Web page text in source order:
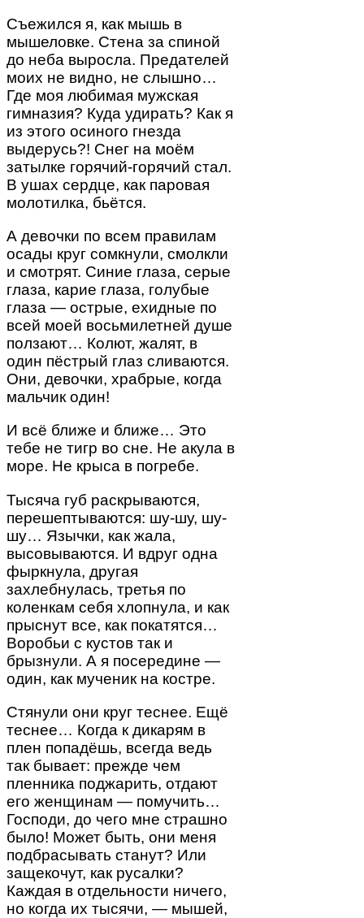
Съежился я, как мышь в
мышеловке. Стена за спиной
до неба выросла. Предателей
моих не видно, не слышно…
Где моя любимая мужская
гимназия? Куда удирать? Как я
из этого осиного гнезда
выдерусь?! Снег на моём
затылке горячий-горячий стал.
В ушах сердце, как паровая
молотилка, бьётся.
А девочки по всем правилам
осады круг сомкнули, смолкли
и смотрят. Синие глаза, серые
глаза, карие глаза, голубые
глаза — острые, ехидные по
всей моей восьмилетней душе
ползают… Колют, жалят, в
один пёстрый глаз сливаются.
Они, девочки, храбрые, когда
мальчик один!
И всё ближе и ближе… Это
тебе не тигр во сне. Не акула в
море. Не крыса в погребе.
Тысяча губ раскрываются,
перешептываются: шу-шу, шу-
шу… Язычки, как жала,
высовываются. И вдруг одна
фыркнула, другая
захлебнулась, третья по
коленкам себя хлопнула, и как
прыснут все, как покатятся…
Воробьи с кустов так и
брызнули. А я посередине —
один, как мученик на костре.
Стянули они круг теснее. Ещё
теснее… Когда к дикарям в
плен попадёшь, всегда ведь
так бывает: прежде чем
пленника поджарить, отдают
его женщинам — помучить…
Господи, до чего мне страшно
было! Может быть, они меня
подбрасывать станут? Или
защекочут, как русалки?
Каждая в отдельности ничего,
но когда их тысячи, — мышей,